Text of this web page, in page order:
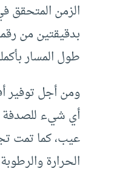
بدقيقتين من
طول المسار
ومن أجل توفير
أي شيء للصدفة
عيب، كما تمت
الحرارة